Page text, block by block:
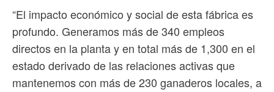
“El impacto económico y social de esta fábrica es
profundo. Generamos más de 340 empleos
directos en la planta y en total más de 1,300 en el
estado derivado de las relaciones activas que
mantenemos con más de 230 ganaderos locales, a